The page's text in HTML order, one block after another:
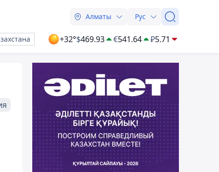
Алматы Рус
+32°$469.93 €541.64 ₽5.71